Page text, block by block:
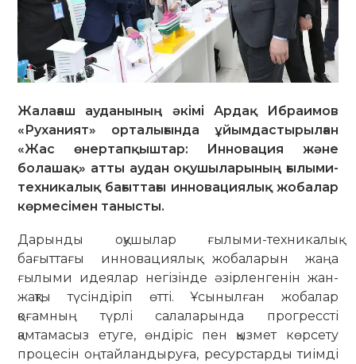
Жалағаш ауданының әкімі Ардақ Ибраимов
«Руханият» орталығында ұйымдастырылған
«Жас өнертапқыштар: Инновация және
болашақ» атты аудан оқушыларының ғылыми-
техникалық бағыттағы инновациялық жобалар
көрмесімен танысты.
Дарынды оқушылар ғылыми-техникалық
бағыттағы инновациялық жобаларын жаңа
ғылыми идеялар негізінде әзірленгенін жан-
жақты түсіндіріп өтті. Ұсынылған жобалар
қоғамның түрлі салаларында прогрессті
қамтамасыз етуге, өндіріс пен қызмет көрсету
процесін оңтайландыруға, ресурстарды тиімді